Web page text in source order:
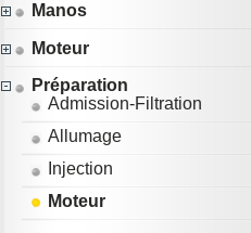
Manos
Moteur
Préparation
Admission-Filtration
Allumage
Injection
Moteur